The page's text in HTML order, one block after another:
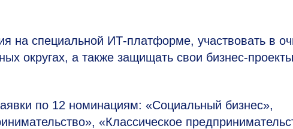
на специальной ИТ-платформе, участвовать в
округах, а также защищать свои бизнес-проекты
по 12 номинациям: «Социальный бизнес»,
«Классическое